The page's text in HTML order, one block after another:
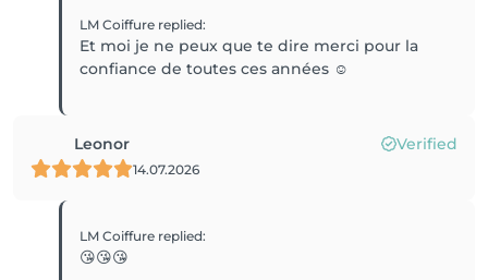
LM Coiffure replied:
Et moi je ne peux que te dire merci pour la
confiance de toutes ces années ☺️
Leonor Verified
14.07.2026
LM Coiffure replied:
😘😘😘